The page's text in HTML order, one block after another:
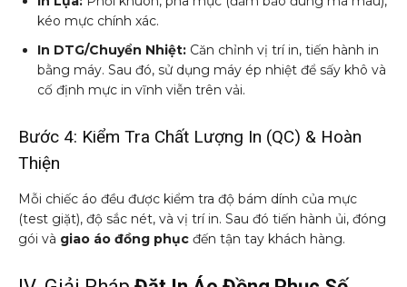
kéo mực chính xác.
In DTG/Chuyển Nhiệt: Căn chỉnh vị trí in, tiến hành in
bằng máy. Sau đó, sử dụng máy ép nhiệt để sấy khô và
cố định mực in vĩnh viễn trên vải.
Bước 4: Kiểm Tra Chất Lượng In (QC) & Hoàn
Thiện
Mỗi chiếc áo đều được kiểm tra độ bám dính của mực
(test giặt), độ sắc nét, và vị trí in. Sau đó tiến hành ủi, đóng
gói và giao áo đồng phục đến tận tay khách hàng.